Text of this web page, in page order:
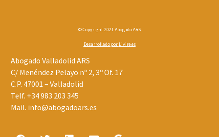
© Copyright 2021 Abogado ARS
Desarrollado por Livire.es
Abogado Valladolid ARS
C/ Menéndez Pelayo nº 2, 3º Of. 17
C.P. 47001 – Valladolid
Telf. +34 983 203 345
Mail. info@abogadoars.es